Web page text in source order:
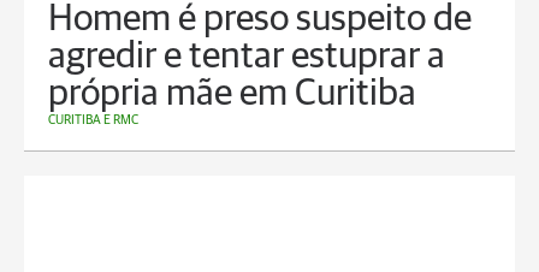
Homem é preso suspeito de
agredir e tentar estuprar a
própria mãe em Curitiba
CURITIBA E RMC